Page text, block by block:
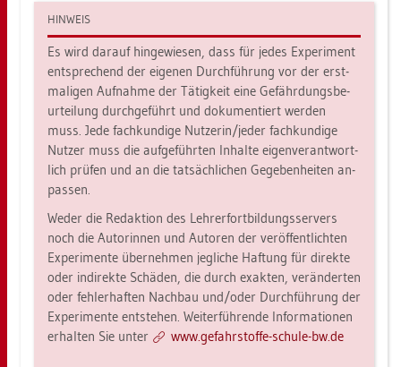
HIN­WEIS
Es wird dar­auf hin­ge­wie­sen, dass für jedes Ex­pe­ri­ment
ent­spre­chend der ei­ge­nen Durch­füh­rung vor der erst­
ma­li­gen Auf­nah­me der Tä­tig­keit eine Ge­fähr­dungs­be­
ur­tei­lung durch­ge­führt und do­ku­men­tiert wer­den
muss. Jede fach­kun­di­ge Nut­ze­rin/jeder fach­kun­di­ge
Nut­zer muss die auf­ge­führ­ten In­hal­te ei­gen­ver­ant­wort­
lich prü­fen und an die tat­säch­li­chen Ge­ge­ben­hei­ten an­
pas­sen.
Weder die Re­dak­ti­on des Leh­rer­fort­bil­dungs­ser­vers
noch die Au­to­rin­nen und Au­to­ren der ver­öf­fent­lich­ten
Ex­pe­ri­men­te über­neh­men jeg­li­che Haf­tung für di­rek­te
oder in­di­rek­te Schä­den, die durch ex­ak­ten, ver­än­der­ten
oder feh­ler­haf­ten Nach­bau und/oder Durch­füh­rung der
Ex­pe­ri­men­te ent­ste­hen. Wei­ter­füh­ren­de In­for­ma­tio­nen
er­hal­ten Sie unter
www.​gef​ahrs​toff​e-​schu­le-​bw.​de